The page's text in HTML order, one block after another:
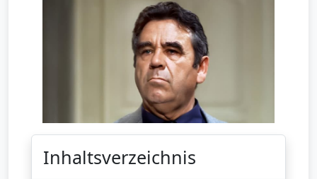
Inhaltsverzeichnis